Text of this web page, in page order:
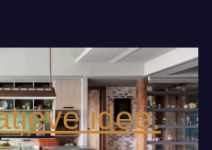
idee.